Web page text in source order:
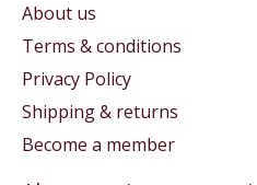
About us
Terms & conditions
Privacy Policy
Shipping & returns
Become a member